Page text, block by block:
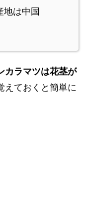
地は中国
カラマツは花茎が
えておくと簡単に